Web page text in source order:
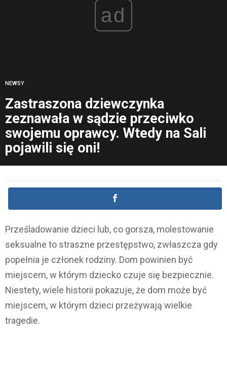
ad
NEWSY
Zastraszona dziewczynka
zeznawała w sądzie przeciwko
swojemu oprawcy. Wtedy na Sali
pojawili się oni!
Prześladowanie dzieci lub, co gorsza, molestowanie
seksualne to straszne przestępstwo, zwłaszcza gdy
popełnia je członek rodziny. Dom powinien być
miejscem, w którym dziecko czuje się bezpiecznie.
Niestety, wiele historii pokazuje, że dom może być
miejscem, w którym dzieci przeżywają wielkie
tragedie.